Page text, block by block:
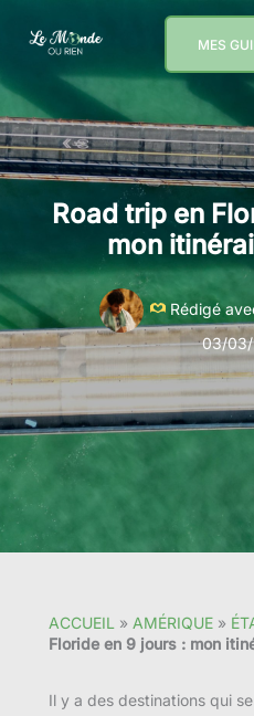
MES
Road trip en
mon
Rédigé
03/
ACCUEIL » AMÉRIQUE »
Floride en 9 jours : mon
Il y a des destinations qui